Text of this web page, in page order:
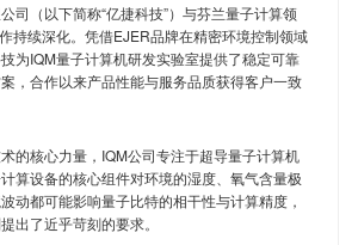
；而搭载的亿捷云物联网平台，可实时
成电子报表，完美适配IATF 16949等
追溯的要求。
，不仅是看中其产品的技术性能，更看
捷EJER拥有德国、英国等多国专利授
多个国家注册，这让我们在与国际客户
心技术合规性问题。”
标准。其高端制造流程中涉及的精密组
气含量极为敏感，微小的环境波动都可
靠性，这对环境控制设备的技术精度与
求。
体系的EJER环境控制设备，是亿捷科
定制开发的精密防潮防氧化解决方案。
主研发的智能湿度控制算法与高效氮气
司（以下简称“亿捷科技”）与芬兰量子计算领
持续深化。凭借EJER品牌在精密环境控制领域
为IQM量子计算机研发实验室提供了稳定可靠
，合作以来产品性能与服务品质获得客户一致
的核心力量，IQM公司专注于超导量子计算机
算设备的核心组件对环境的湿度、氧气含量极
动都可能影响量子比特的相干性与计算精度，
出了近乎苛刻的要求。